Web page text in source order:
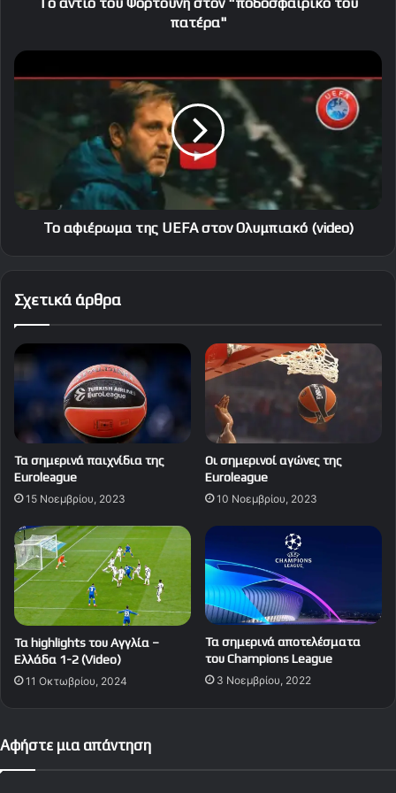
πατέρα"
Το
αφιέρωμα
Το αφιέρωμα της UEFA στον Ολυμπιακό (video)
Σχετικά άρθρα
Τα σημερινά παιχνίδια της
Euroleague
15 Νοεμβρίου, 2023
Οι σημερινοί αγώνες της
Euroleague
10 Νοεμβρίου, 2023
Τα highlights του Αγγλία –
Ελλάδα 1-2 (Video)
11 Οκτωβρίου, 2024
Τα σημερινά αποτελέσματα
του Champions League
3 Νοεμβρίου, 2022
Αφήστε μια απάντηση